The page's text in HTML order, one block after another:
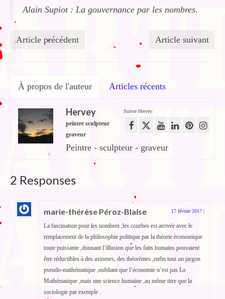
Alain Supiot : La gouvernance par les nombres.
Article précédent Article suivant
À propos de l'auteur Articles récents
Suivre Hervey:
Hervey
peintre sculpteur
graveur
Peintre - sculpteur - graveur
2 Responses
marie-thérèse Péroz-Blaise 17 février 2017 |
La fascination pour les nombres ,les courbes est arrivée avec le
remplacement de la philosophie politique par la théorie économique
toute puissante ,donnant l’illusion que les faits humains pouvaient
être réductibles à des axiomes, des théorèmes ,enfin tout un jargon
pseudo-mathématique ,oubliant que l’économie n’est pas La
Mathématique ,mais une science humaine ,au même titre que la
sociologie par exemple .